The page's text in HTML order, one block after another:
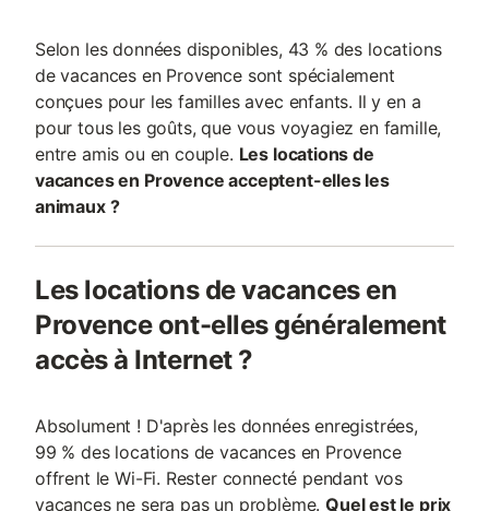
Selon les données disponibles, 43 % des locations
de vacances en Provence sont spécialement
conçues pour les familles avec enfants. Il y en a
pour tous les goûts, que vous voyagiez en famille,
entre amis ou en couple. Les locations de
vacances en Provence acceptent-elles les
animaux ?
Les locations de vacances en
Provence ont-elles généralement
accès à Internet ?
Absolument ! D'après les données enregistrées,
99 % des locations de vacances en Provence
offrent le Wi-Fi. Rester connecté pendant vos
vacances ne sera pas un problème.Quel est le prix